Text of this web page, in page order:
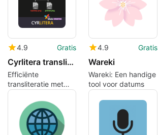
4.9 Gratis
Cyrlitera transliteration of links and file names
Efficiënte
transliteratie met
Cyrlitera
4.9 Gratis
Wareki
Wareki: Een handige
tool voor datums